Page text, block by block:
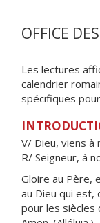
OFFICE
Les lectures
calendrier
spécifiques
V/ Dieu, viens à
R/ Seigneur, à
Gloire au Père,
au Dieu qui est,
pour les siècles